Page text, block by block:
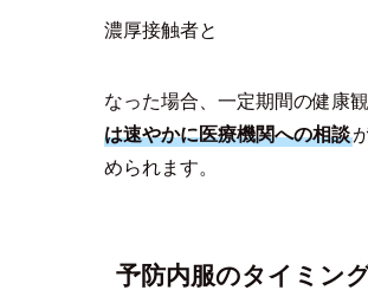
濃厚接触者と
なった場合、一定期間の健康
は速やかに医療機関への相談
められます。
予防内服のタイミン